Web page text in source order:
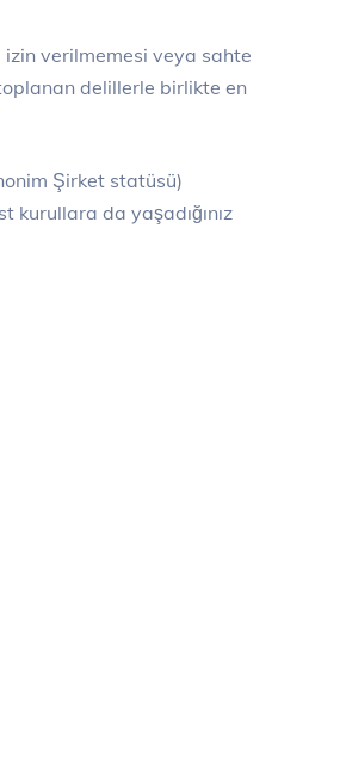
izin verilmemesi veya sahte
toplanan delillerle birlikte en
Şirket statüsü)
kurullara da yaşadığınız